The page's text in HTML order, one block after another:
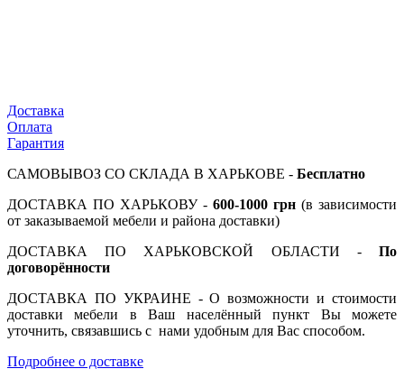
Доставка
Оплата
Гарантия
САМОВЫВОЗ СО СКЛАДА В ХАРЬКОВЕ - Бесплатно
ДОСТАВКА ПО ХАРЬКОВУ - 600-1000 грн (в зависимости
от заказываемой мебели и района доставки)
ДОСТАВКА ПО ХАРЬКОВСКОЙ ОБЛАСТИ - По
договорённости
ДОСТАВКА ПО УКРАИНЕ - О возможности и стоимости
доставки мебели в Ваш населённый пункт Вы можете
уточнить, связавшись с нами удобным для Вас способом.
Подробнее о доставке